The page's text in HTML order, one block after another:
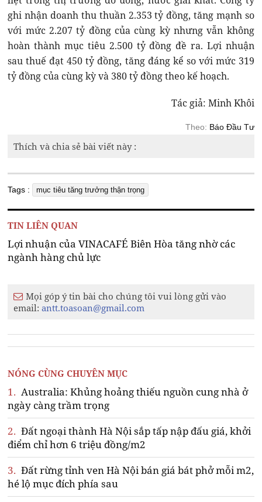
ghi nhận doanh thu thuần 2.353 tỷ đồng, tăng mạnh so
với mức 2.207 tỷ đồng của cùng kỳ nhưng vẫn không
hoàn thành mục tiêu 2.500 tỷ đồng đề ra. Lợi nhuận
sau thuế đạt 450 tỷ đồng, tăng đáng kể so với mức 319
tỷ đồng của cùng kỳ và 380 tỷ đồng theo kế hoạch.
Tác giả: Minh Khôi
Theo: Báo Đầu Tư
Thích và chia sẻ bài viết này :
Tags : mục tiêu tăng trưởng thận trọng
TIN LIÊN QUAN
Lợi nhuận của VINACAFÉ Biên Hòa tăng nhờ các
ngành hàng chủ lực
Mọi góp ý tin bài cho chúng tôi vui lòng gửi vào
email:antt.toasoan@gmail.com
NÓNG CÙNG CHUYÊN MỤC
1. Australia: Khủng hoảng thiếu nguồn cung nhà ở
ngày càng trầm trọng
2. Đất ngoại thành Hà Nội sắp tấp nập đấu giá, khởi
điểm chỉ hơn 6 triệu đồng/m2
3. Đất rừng tỉnh ven Hà Nội bán giá bát phở mỗi m2,
hé lộ mục đích phía sau